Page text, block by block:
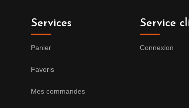
Services
Panier
Favoris
Mes commandes
Service
Connexion